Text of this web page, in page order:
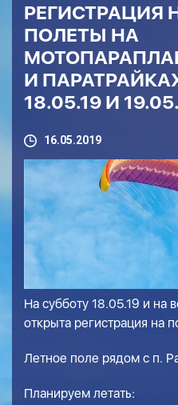
РЕГИСТРАЦИЯ
ПОЛЕТЫ НА
И
18.05.19 И
16.05.2019
На субботу 18.05.19 и на
открыта регистрация на
Летное поле рядом с п.
Планируем летать: